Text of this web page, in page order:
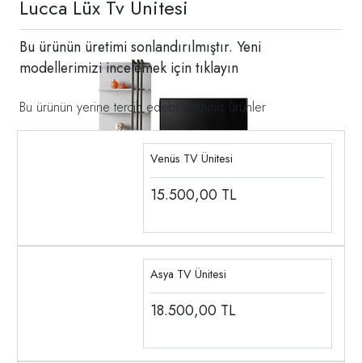
Lucca Lüx Tv Ünitesi
Bu ürünün üretimi sonlandırılmıştır. Yeni
modellerimizi incelemek içintıklayın
Bu ürünün yerine tercih edebileceğiniz ürünler
Venüs TV Ünitesi
15.500,00 TL
Asya TV Ünitesi
18.500,00 TL